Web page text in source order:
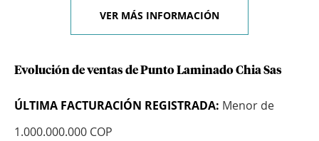
VER MÁS INFORMACIÓN
Evolución de ventas de Punto Laminado Chia Sas
ÚLTIMA FACTURACIÓN REGISTRADA: Menor de
1.000.000.000 COP